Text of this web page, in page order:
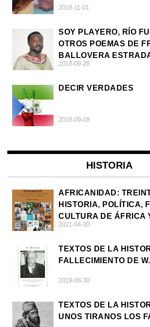
2018-11-01
SOY PLAYERO, RÍO
OTROS POEMAS DE
BALLOVERA
2018-09-28
DECIR VERDADES
2018-09-08
HISTORIA
AFRICANIDAD:
HISTORIA, POLÍTICA,
CULTURA DE ÁFRICA
DIÁSPORAS
2021-04-30
TEXTOS DE LA
FALLECIMIENTO DE
2019-08-30
TEXTOS DE LA
UNOS TIRANOS LOS